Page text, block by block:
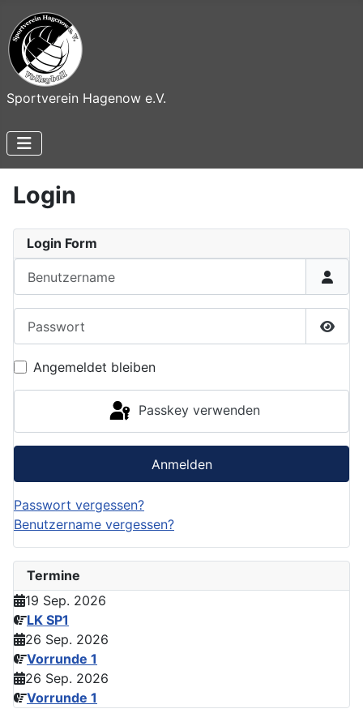
Sportverein Hagenow e.V.
Login Form
Angemeldet bleiben
Passkey verwenden
Anmelden
Passwort vergessen?
Benutzername vergessen?
Termine
19 Sep. 2026
LK SP1
26 Sep. 2026
Vorrunde 1
26 Sep. 2026
Vorrunde 1
Login